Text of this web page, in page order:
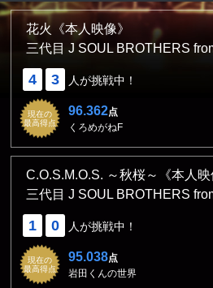
花火《本人映像》
三代目 J SOUL BROTHERS
4 3 人が挑戦中！
現在の
最高得点
96.362点
くろめがねF
C.O.S.M.O.S. ～秋桜～《本人映
三代目 J SOUL BROTHERS
1 0 人が挑戦中！
現在の
最高得点
95.038点
岩田くんの世界